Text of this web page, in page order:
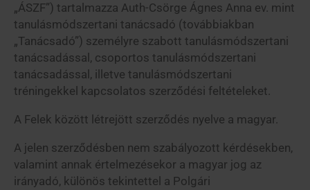
„ÁSZF”) tartalmazza Auth-Csörge Ágnes Anna ev. mint
tanulásmódszertani tanácsadó (továbbiakban
„Tanácsadó”) személyre szabott tanulásmódszertani
tanácsadással, csoportos tanulásmódszertani
tanácsadással, illetve tanulásmódszertani
tréningekkel kapcsolatos szerződési feltételeket.
A Felek között létrejött szerződés nyelve a magyar.
A jelen szerződésben nem szabályozott kérdésekben,
valamint annak értelmezésekor a magyar jog az
irányadó, különös tekintettel a Polgári